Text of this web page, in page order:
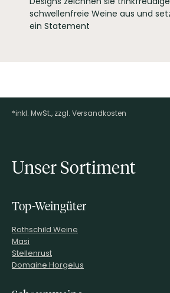
schwellenfreie Weine aus und
ein Statement
Footer-Menü
*inkl. MwSt., zzgl. Versandkosten
Unser Sortiment
Top-Weingüter
Rothschild Weine
Masi
Stellenrust
Domaine Horgelus